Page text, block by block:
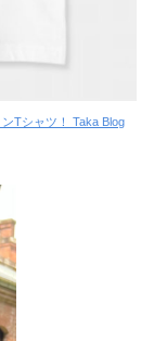
Tシャツ！ Taka Blog